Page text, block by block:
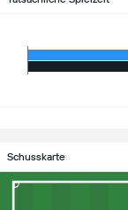
Schusskarte